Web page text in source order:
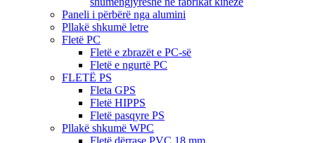
Paneli i përbërë nga alumini
Pllakë shkumë letre
Fletë PC
Fletë e zbrazët e PC-së
Fletë e ngurtë PC
FLETË PS
Fleta GPS
Fletë HIPPS
Fletë pasqyre PS
Pllakë shkumë WPC
Fletë dërrase PVC 18 mm